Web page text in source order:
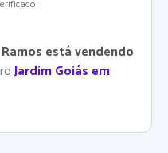
está vendendo
Jardim Goiás em